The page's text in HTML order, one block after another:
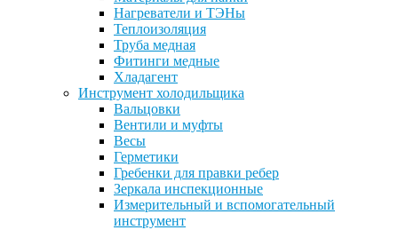
Нагреватели и ТЭНы
Теплоизоляция
Труба медная
Фитинги медные
Хладагент
Инструмент холодильщика
Вальцовки
Вентили и муфты
Весы
Герметики
Гребенки для правки ребер
Зеркала инспекционные
Измерительный и вспомогательный
инструмент